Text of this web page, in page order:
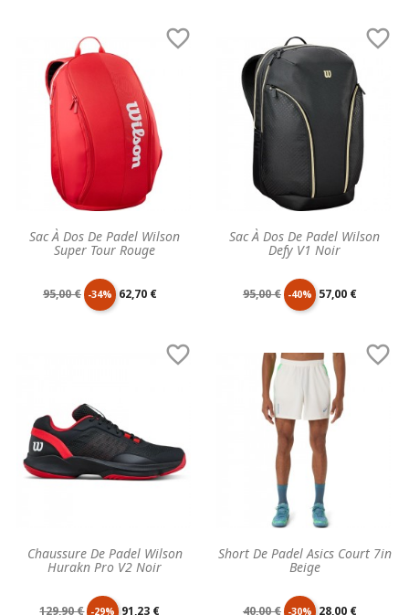
base base
Sac À Dos De Padel Wilson
Super Tour Rouge

Prix
95,00 € -34% Prix
62,70 €
Sac À Dos De Padel Wilson
Defy V1 Noir

Prix
base
95,00 € -40% Prix
57,00 €
Chaussure De Padel Wilson
Hurakn Pro V2 Noir

Prix
129,90 € -29% Prix
91,23 €
Short De Padel Asics Court 7in
Beige

Prix
40,00 € -30% Prix
28,00 €